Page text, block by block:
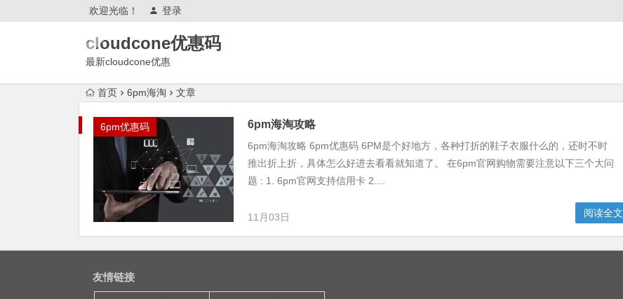
欢迎光临！ 登录
cloudcone优惠码
最新cloudcone优惠
样?续费,退款,会跑路吗?
首页 6pm海淘 文章
6pm优惠码 6pm海淘攻略
6pm海淘攻略 6pm优惠码 6PM是个好地方，各种打折的鞋子衣服什么的，还时不时
推出折上折，具体怎么好进去看看就知道了。 在6pm官网购物需要注意以下三个大问
题 : 1. 6pm官网支持信用卡 2....
11月03日 阅读全文
友情链接